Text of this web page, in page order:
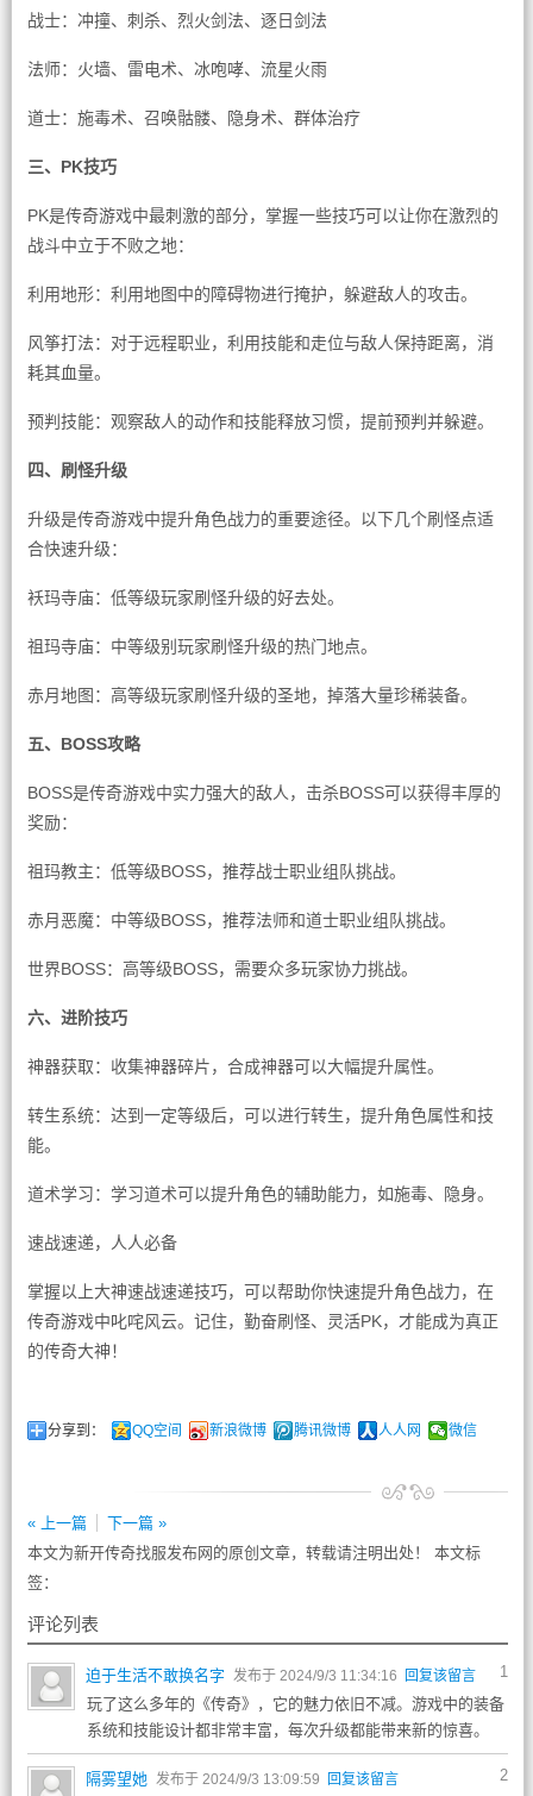
战士：冲撞、刺杀、烈火剑法、逐日剑法
法师：火墙、雷电术、冰咆哮、流星火雨
道士：施毒术、召唤骷髅、隐身术、群体治疗
三、PK技巧
PK是传奇游戏中最刺激的部分，掌握一些技巧可以让你在激烈的
战斗中立于不败之地：
利用地形：利用地图中的障碍物进行掩护，躲避敌人的攻击。
风筝打法：对于远程职业，利用技能和走位与敌人保持距离，消
耗其血量。
预判技能：观察敌人的动作和技能释放习惯，提前预判并躲避。
四、刷怪升级
升级是传奇游戏中提升角色战力的重要途径。以下几个刷怪点适
合快速升级：
袄玛寺庙：低等级玩家刷怪升级的好去处。
祖玛寺庙：中等级别玩家刷怪升级的热门地点。
赤月地图：高等级玩家刷怪升级的圣地，掉落大量珍稀装备。
五、BOSS攻略
BOSS是传奇游戏中实力强大的敌人，击杀BOSS可以获得丰厚的
奖励：
祖玛教主：低等级BOSS，推荐战士职业组队挑战。
赤月恶魔：中等级BOSS，推荐法师和道士职业组队挑战。
世界BOSS：高等级BOSS，需要众多玩家协力挑战。
六、进阶技巧
神器获取：收集神器碎片，合成神器可以大幅提升属性。
转生系统：达到一定等级后，可以进行转生，提升角色属性和技
能。
道术学习：学习道术可以提升角色的辅助能力，如施毒、隐身。
速战速递，人人必备
掌握以上大神速战速递技巧，可以帮助你快速提升角色战力，在
传奇游戏中叱咤风云。记住，勤奋刷怪、灵活PK，才能成为真正
的传奇大神！
分享到： QQ空间 新浪微博 腾讯微博 人人网 微信
« 上一篇
下一篇 »
本文为新开传奇找服发布网的原创文章，转载请注明出处！ 本文标
签：
评论列表
1
迫于生活不敢换名字 发布于 2024/9/3 11:34:16 回复该留言
玩了这么多年的《传奇》，它的魅力依旧不减。游戏中的装备
系统和技能设计都非常丰富，每次升级都能带来新的惊喜。
2
隔雾望她 发布于 2024/9/3 13:09:59 回复该留言